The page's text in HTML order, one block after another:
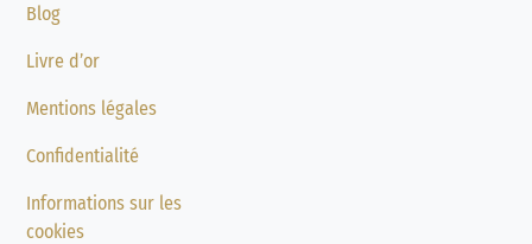
Blog
Livre d’or
Mentions légales
Confidentialité
Informations sur les
cookies